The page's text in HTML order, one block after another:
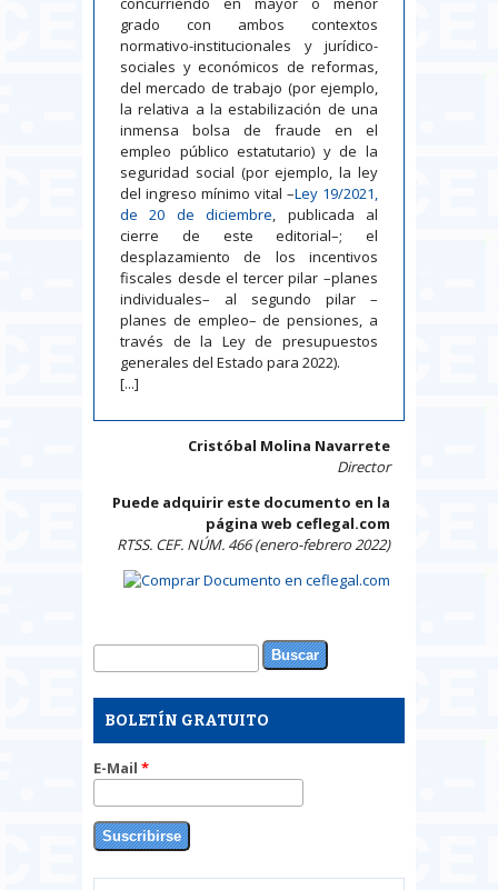
grado con ambos contextos
normativo-institucionales y jurídico-
sociales y económicos de reformas,
del mercado de trabajo (por ejemplo,
la relativa a la estabilización de una
inmensa bolsa de fraude en el
empleo público estatutario) y de la
seguridad social (por ejemplo, la ley
del ingreso mínimo vital –Ley 19/2021,
de 20 de diciembre , publicada al
cierre de este editorial–; el
desplazamiento de los incentivos
fiscales desde el tercer pilar –planes
individuales– al segundo pilar –
planes de empleo– de pensiones, a
través de la Ley de presupuestos
generales del Estado para 2022).
[...]
Cristóbal Molina Navarrete
Director
Puede adquirir este documento en la
página web ceflegal.com
RTSS. CEF. NÚM. 466 (enero-febrero 2022)
Formulario de búsqueda
Buscar
BOLETÍN GRATUITO
E-Mail *